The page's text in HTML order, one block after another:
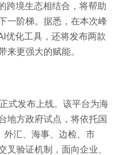
跨境生态相结合，将帮助
一阶梯。据悉，在本次峰
优化工具，还将发布两款
来更强大的赋能。
式发布上线。该平台为海
地方政府试点，将依托国
外汇、海事、边检、市
叉验证机制，面向企业、